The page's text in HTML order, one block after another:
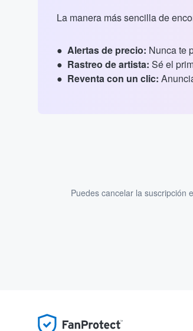
La manera más sencilla de
Alertas de precio: Nunca te
Rastreo de artista: Sé el
Reventa con un clic:
Puedes cancelar la suscripción